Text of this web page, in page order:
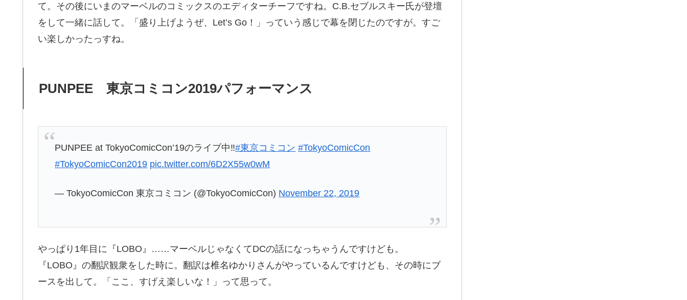
て。その後にいまのマーベルのコミックスのエディターチーフですね。C.B.セブルスキー氏が登壇
をして一緒に話して。「盛り上げようぜ、Let’s Go！」っていう感じで幕を閉じたのですが。すご
い楽しかったっすね。
PUNPEE 東京コミコン2019パフォーマンス
PUNPEE at TokyoComicCon’19のライブ中‼️#東京コミコン #TokyoComicCon
#TokyoComicCon2019 pic.twitter.com/6D2X55w0wM
— TokyoComicCon 東京コミコン (@TokyoComicCon) November 22, 2019
やっぱり1年目に『LOBO』……マーベルじゃなくてDCの話になっちゃうんですけども。
『LOBO』の翻訳観衆をした時に。翻訳は椎名ゆかりさんがやっているんですけども、その時にブ
ースを出して。「ここ、すげえ楽しいな！」って思って。